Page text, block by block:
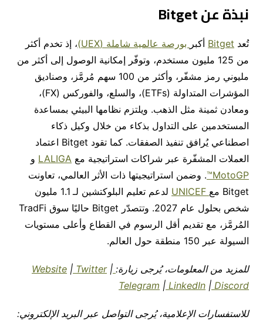
نبذة عن Bitget
تُعد Bitget أكبر بورصة عالمية شاملة (UEX)
، إذ تخدم أكثر
من 125 مليون مستخدم، وتوفّر إمكانية الوصول إلى أكثر من
مليوني رمز مشفّر، وأكثر من 100 سهم مُرمَّز، وصناديق
المؤشرات المتداولة (ETFs)، والسلع، والفوركس (FX)،
ومعادن ثمينة مثل الذهب. ويلتزم نظامها البيئي بمساعدة
المستخدمين على التداول بذكاء من خلال وكيل ذكاء
اصطناعي يُرافق تنفيذ الصفقات. كما تقود Bitget اعتماد
العملات المشفّرة عبر شراكات استراتيجية مع LALIGA و
MotoGP™ . وضمن استراتيجيتها ذات الأثر العالمي، تعاونت
Bitget مع
لدعم تعليم البلوكتشين لـ 1.1 مليون
شخص بحلول عام 2027. وتتصدّر Bitget حاليًا سوق TradFi
المُرمَّز، مع تقديم أقل الرسوم في القطاع وأعلى مستويات
السيولة عبر 150 منطقة حول العالم.
للمزيد من المعلومات، يُرجى زيارة: Website | Twitter|
Telegram | LinkedIn | Discord
للاستفسارات الإعلامية، يُرجى التواصل عبر البريد الإلكتروني: